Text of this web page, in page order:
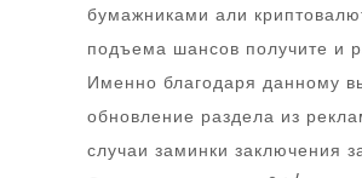
бумажниками али
подъема шансов получите и
Именно благодаря данному
обновление раздела из
случаи заминки заключения